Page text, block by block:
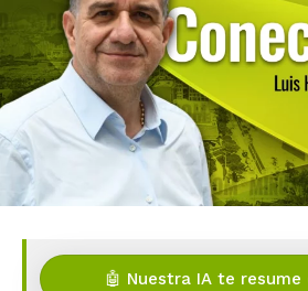
🤖 Nuestra IA te